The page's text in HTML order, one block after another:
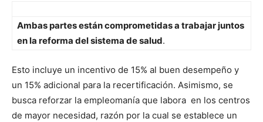
Ambas partes están comprometidas a trabajar juntos
en la reforma del sistema de salud.
Esto incluye un incentivo de 15% al buen desempeño y
un 15% adicional para la recertificación. Asimismo, se
busca reforzar la empleomanía que labora en los centros
de mayor necesidad, razón por la cual se establece un